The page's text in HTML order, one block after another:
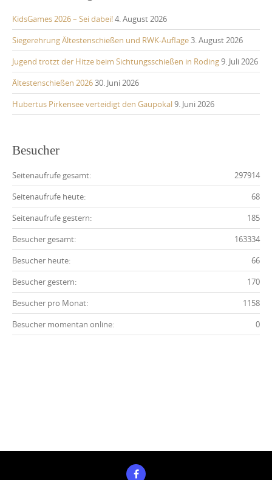
KidsGames 2026 – Sei dabei!4. August 2026
Siegerehrung Ältestenschießen und RWK-Auflage3. August 2026
Jugend trotzt der Hitze beim Sichtungsschießen in Roding9. Juli 2026
Ältestenschießen 202630. Juni 2026
Hubertus Pirkensee verteidigt den Gaupokal9. Juni 2026
Besucher
297914
Seitenaufrufe gesamt:
68
Seitenaufrufe heute:
185
Seitenaufrufe gestern:
163334
Besucher gesamt:
66
Besucher heute:
170
Besucher gestern:
1158
Besucher pro Monat:
0
Besucher momentan online: